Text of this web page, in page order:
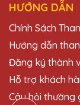
Bùi
25/
HƯỚNG DẪN
Chính Sách
Hướng dẫn
Đăng ký thành
Hỗ trợ khách
Câu hỏi thường